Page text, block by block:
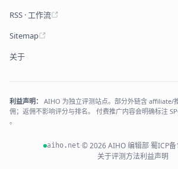
RSS · 工作流
Sitemap
关于
利益声明：
AIHO 为独立评测站点。部分外链含 affiliate/
佣；返佣不影响评分与排名。 付费推广内容会明确标注
。
aiho.net·© 2026 AIHO 编辑部·蜀ICP
关于评测方法利益声明